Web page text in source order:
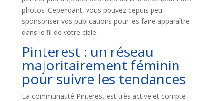
photos. Cependant, vous pouvez depuis peu
sponsoriser vos publications pour les faire apparaître
dans le fil de votre cible.
Pinterest : un réseau
majoritairement féminin
pour suivre les tendances
La communauté Pinterest est très active et compte